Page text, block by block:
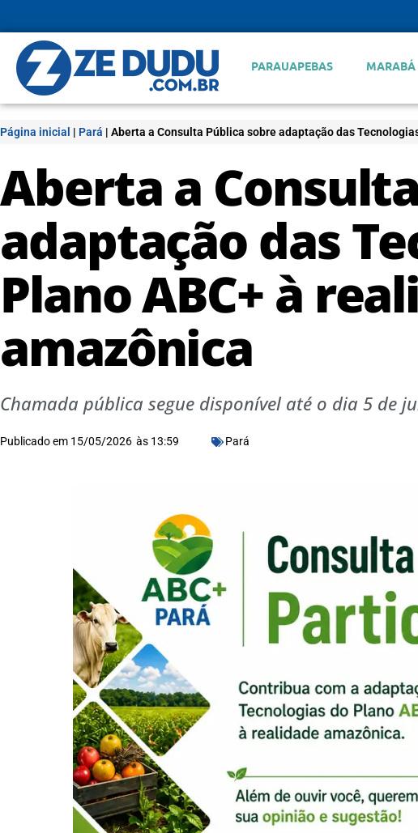
PARAUAPEBAS MARABÁ
Página inicial | Pará | Aberta a Consulta Pública sobre adaptação das
Aberta a
adaptação das
Plano ABC+ à
amazônica
Chamada pública segue disponível até o dia 5 de
Publicado em 15/05/2026 às 13:59 Pará